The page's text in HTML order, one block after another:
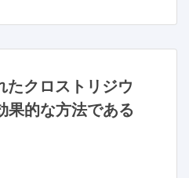
クロストリジウ
果的な方法である